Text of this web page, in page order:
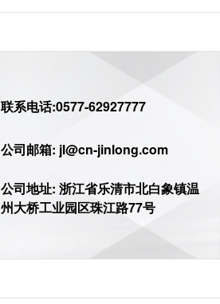
联系电话:0577-62927777
公司邮箱: jl@cn-jinlong.com
公司地址: 浙江省乐清市北白象镇温
州大桥工业园区珠江路77号